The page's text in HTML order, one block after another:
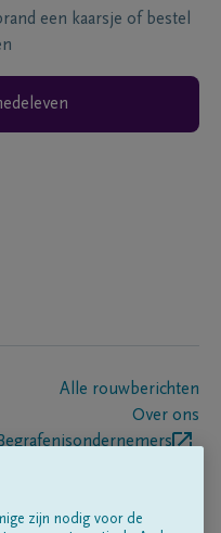
een kaarsje of bestel
Alle rouwberichten
Over ons
Begrafenisondernemers
zijn nodig voor de